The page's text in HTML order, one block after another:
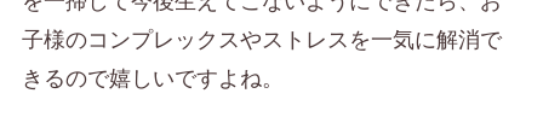
子様のコンプレックスやストレスを一気に解消で
きるので嬉しいですよね。